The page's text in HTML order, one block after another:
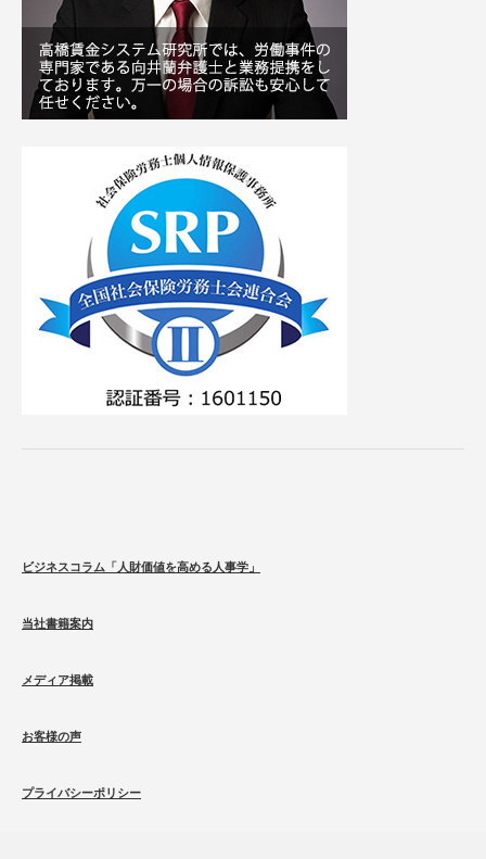
ビジネスコラム「人財価値を高める人事学」
当社書籍案内
メディア掲載
お客様の声
プライバシーポリシー